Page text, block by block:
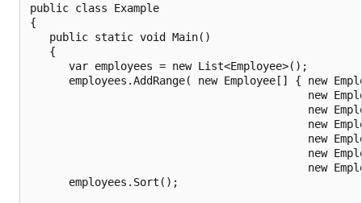
public class Example
{
   public static void Main()
   {
      var employees = new List<Employee>();
employees.AddRange( new Employee[] { new
new
new
new
new
new
new
      employees.Sort();